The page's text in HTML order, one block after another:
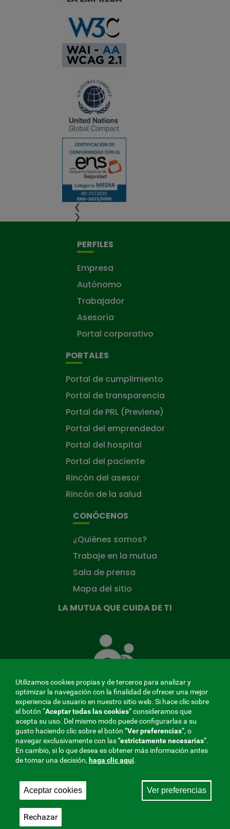
❮
❯
PERFILES
Empresa
Autónomo
Trabajador
Asesoría
Portal corporativo
PORTALES
Portal de cumplimiento
Portal de transparencia
Portal de PRL (Previene)
Portal del emprendedor
Portal del hospital
Portal del paciente
Rincón del asesor
Rincón de la salud
CONÓCENOS
¿Quiénes somos?
Trabaje en la mutua
Sala de prensa
Mapa del sitio
LA MUTUA QUE CUIDA DE TI
Mutua
que
ti
MENÚ
REDES
SOCIALES
V20
Aviso legal|Privacidad
Mutua Colaboradora con la Seguridad Social, 275.
Utilizamos cookies propias y de terceros para analizar y
optimizar la navegación con la finalidad de ofrecer una mejor
experiencia de usuario en nuestro sitio web. Si hace clic sobre
el botón “Aceptar todas las cookies” consideramos que
acepta su uso. Del mismo modo puede configurarlas a su
gusto haciendo clic sobre el botón ”Ver preferencias”, o
navegar exclusivamente con las"estrictamentenecesarias”.
En cambio, si lo que desea es obtener más información antes
de tomar una decisión, haga clic aquí.
Aceptar cookies Ver preferencias
Rechazar